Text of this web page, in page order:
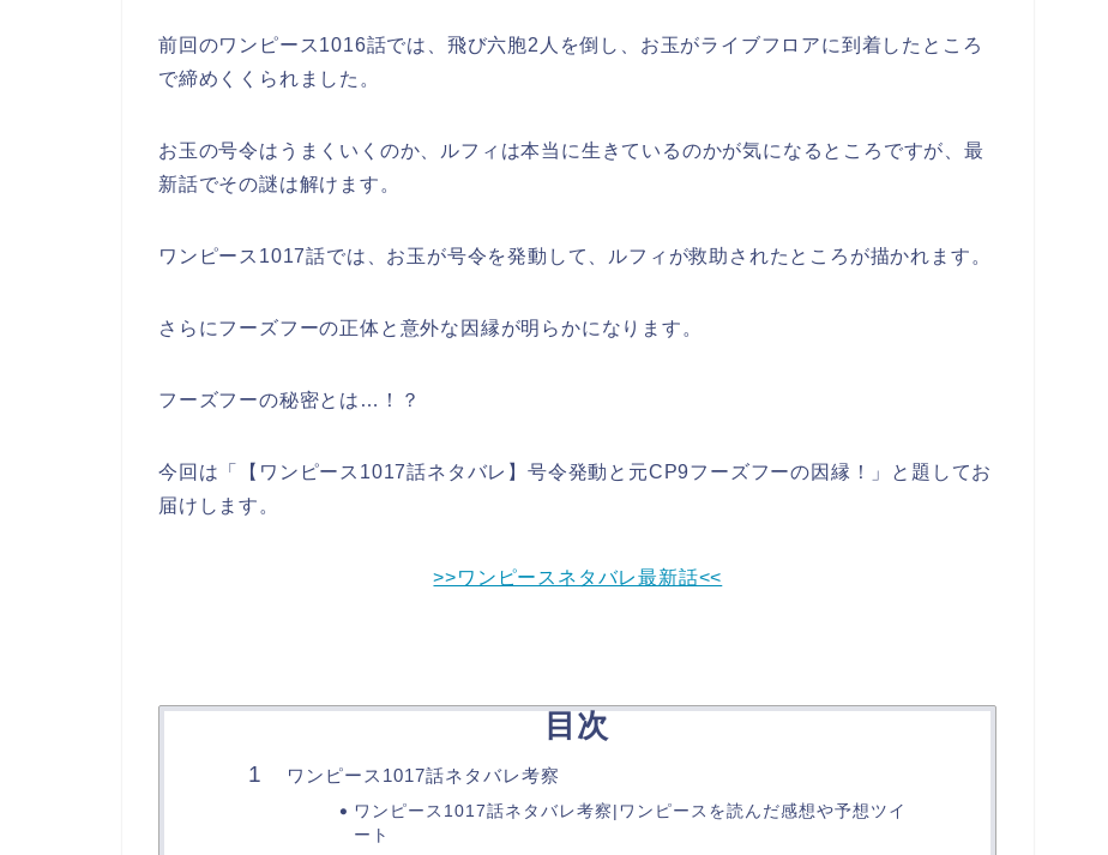
前回のワンピース1016話では、飛び六胞2人を倒し、お玉がライブフロアに到着したところ
で締めくくられました。
お玉の号令はうまくいくのか、ルフィは本当に生きているのかが気になるところですが、最
新話でその謎は解けます。
ワンピース1017話では、お玉が号令を発動して、ルフィが救助されたところが描かれます。
さらにフーズフーの正体と意外な因縁が明らかになります。
フーズフーの秘密とは…！？
今回は「【ワンピース1017話ネタバレ】号令発動と元CP9フーズフーの因縁！」と題してお
届けします。
>>ワンピースネタバレ最新話<<
目次
ワンピース1017話ネタバレ考察
ワンピース1017話ネタバレ考察|ワンピースを読んだ感想や予想ツイ
ート